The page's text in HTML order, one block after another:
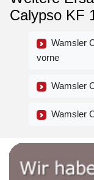
Calypso KF
Wamsler
vorne
Wamsler
Wamsler